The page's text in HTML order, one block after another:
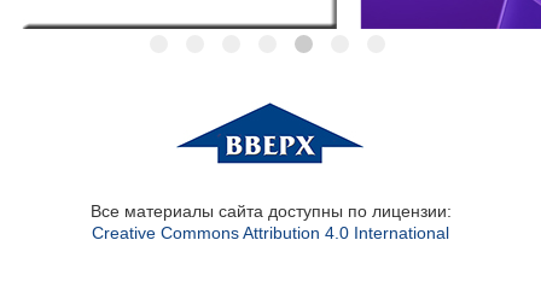
Все материалы сайта доступны по лицензии:
Creative Commons Attribution 4.0 International